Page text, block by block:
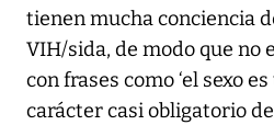
tienen mucha conciencia
VIH/sida, de modo que no
con frases como ‘el sexo
carácter casi obligatorio